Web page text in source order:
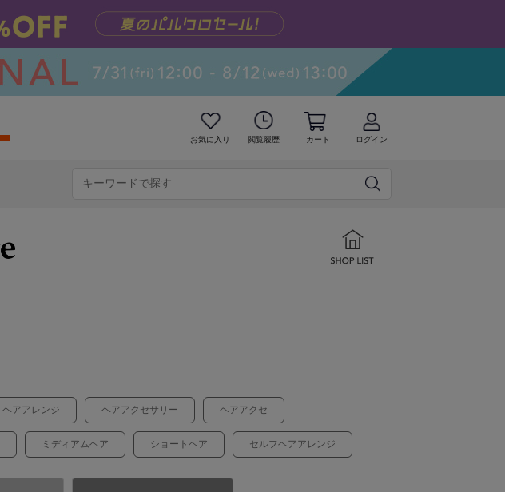
お気に入り 閲覧履歴 カート ログイン
ヘアアレンジ ヘアアクセサリー ヘアアクセ
ミディアムヘア ショートヘア セルフヘアアレンジ